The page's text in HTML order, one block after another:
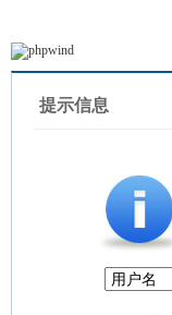
提示信息